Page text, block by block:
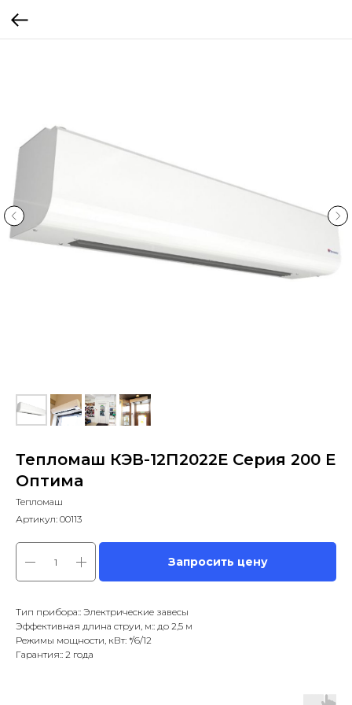
Тепломаш КЭВ-12П2022Е Серия 200 Е
Оптима
Тепломаш
Артикул: 00113
Запросить цену
Тип прибора:: Электрические завесы
Эффективная длина струи, м:: до 2,5 м
Режимы мощности, кВт: */6/12
Гарантия:: 2 года